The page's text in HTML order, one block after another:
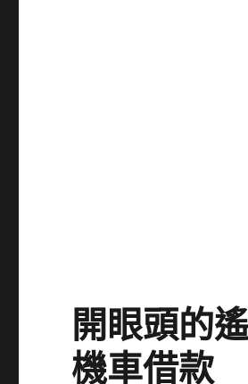
開眼頭的
機車借款